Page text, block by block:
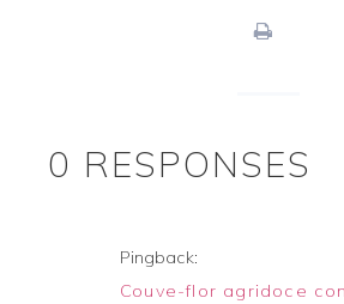
0 RESPONSES
Pingback:
Couve-flor agridoce